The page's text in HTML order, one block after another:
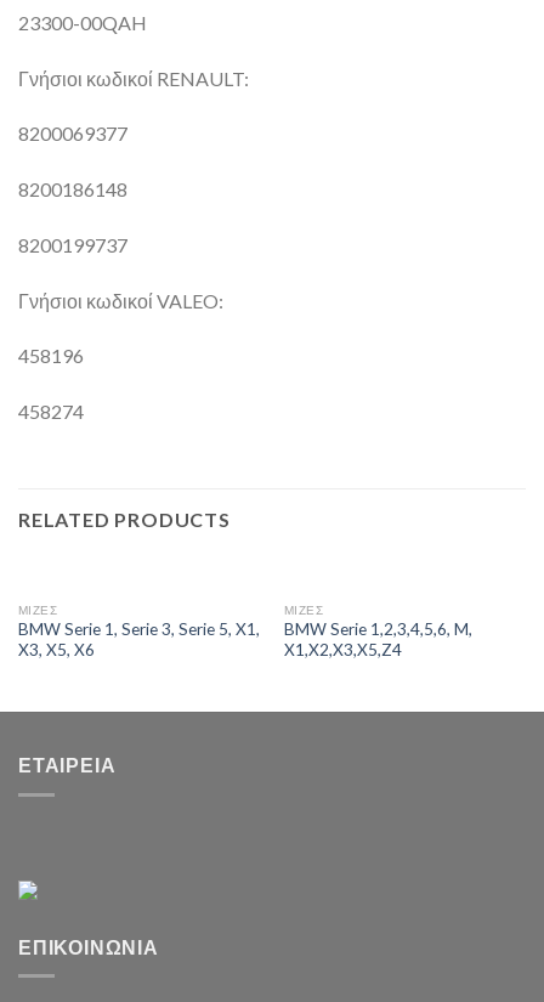
23300-00QAH
Γνήσιοι κωδικοί RENAULT:
8200069377
8200186148
8200199737
Γνήσιοι κωδικοί VALEO:
458196
458274
RELATED PRODUCTS
ΜΙΖΕΣ
BMW Serie 1, Serie 3, Serie 5, X1,
X3, X5, X6
ΜΙΖΕΣ
BMW Serie 1,2,3,4,5,6, M,
X1,X2,X3,X5,Z4
ΕΤΑΙΡΕΊΑ
ΕΠΙΚΟΙΝΩΝΊΑ